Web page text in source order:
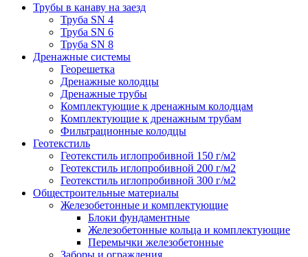
Трубы в канаву на заезд
Труба SN 4
Труба SN 6
Труба SN 8
Дренажные системы
Георешетка
Дренажные колодцы
Дренажные трубы
Комплектующие к дренажным колодцам
Комплектующие к дренажным трубам
Фильтрационные колодцы
Геотекстиль
Геотекстиль иглопробивной 150 г/м2
Геотекстиль иглопробивной 200 г/м2
Геотекстиль иглопробивной 300 г/м2
Общестроительные материалы
Железобетонные и комплектующие
Блоки фундаментные
Железобетонные кольца и комплектующие
Перемычки железобетонные
Заборы и ограждения